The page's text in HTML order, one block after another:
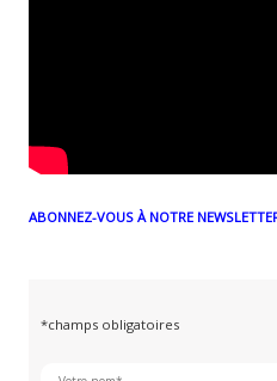
ABONNEZ-VOUS À NOTRE
*champs obligatoires